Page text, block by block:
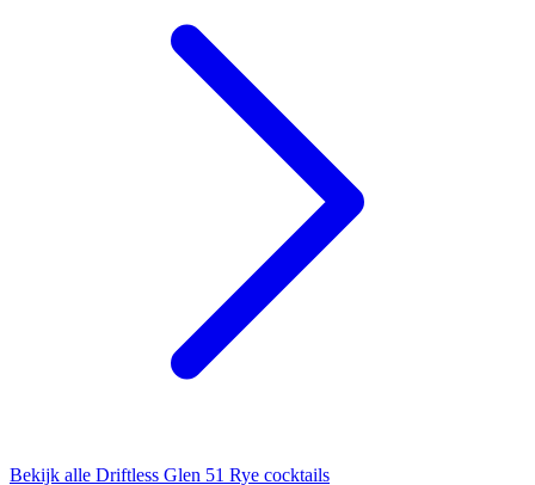
Bekijk alle Driftless Glen 51 Rye cocktails